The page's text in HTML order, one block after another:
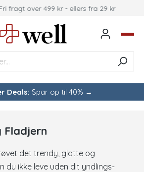
over 499 kr - ellers fra 29 kr
Deals: Spar op til 40% →
Fladjern
det trendy, glatte og
du ikke leve uden dit yndlings-